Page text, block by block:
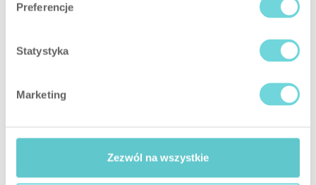
Preferencje
Statystyka
Marketing
Zezwól na wszystkie
montaggio, che indica la posizione dei fori e rende